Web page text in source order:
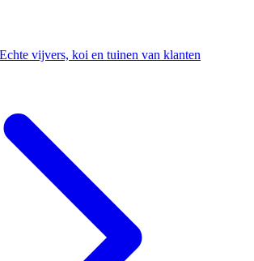
Echte vijvers, koi en tuinen van klanten